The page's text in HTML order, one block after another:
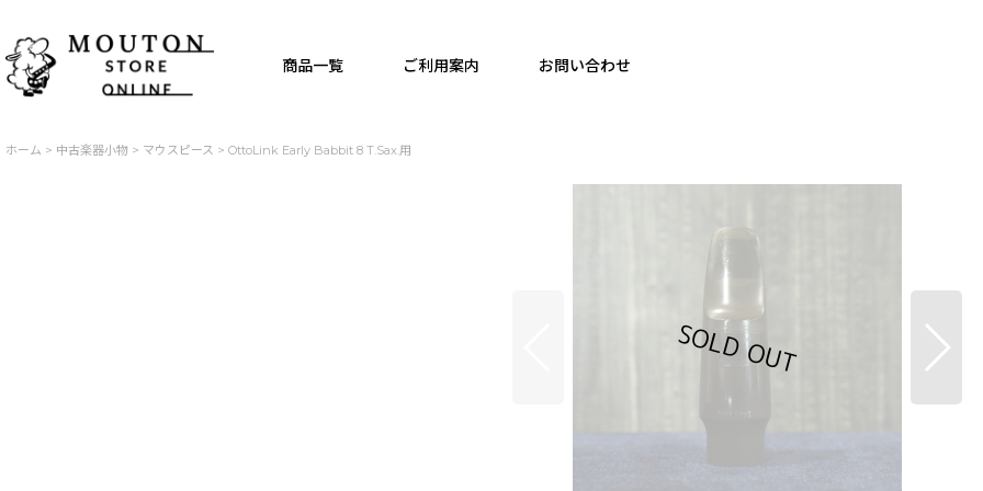
商品一覧 ご利用案内 お問い合わせ
ホーム > 中古楽器小物 > マウスピース > OttoLink Early Babbit 8 T.Sax.用